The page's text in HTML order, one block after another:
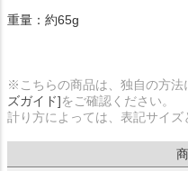
重量：約65g
※こちらの商品は、独自の方法
ズガイド]をご確認ください。
計り方によっては、表記サイズ